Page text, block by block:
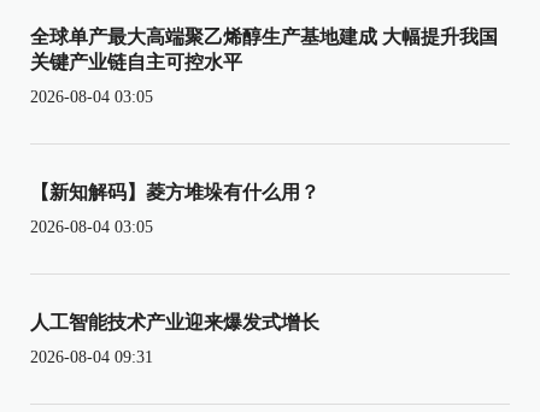
全球单产最大高端聚乙烯醇生产基地建成 大幅提升我国
关键产业链自主可控水平
2026-08-04 03:05
【新知解码】菱方堆垛有什么用？
2026-08-04 03:05
人工智能技术产业迎来爆发式增长
2026-08-04 09:31